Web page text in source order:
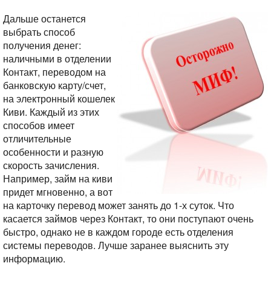
Дальше останется
выбрать способ
получения денег:
наличными в отделении
Контакт, переводом на
банковскую карту/счет,
на электронный кошелек
Киви. Каждый из этих
способов имеет
отличительные
особенности и разную
скорость зачисления.
Например, займ на киви
придет мгновенно, а вот
на карточку перевод может занять до 1-х суток. Что
касается займов через Контакт, то они поступают очень
быстро, однако не в каждом городе есть отделения
системы переводов. Лучше заранее выяснить эту
информацию.